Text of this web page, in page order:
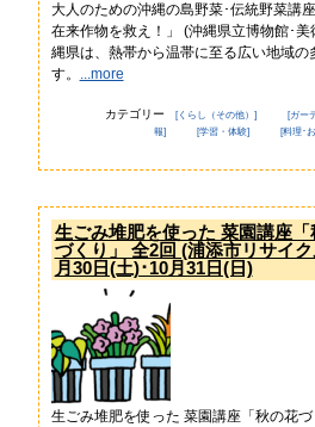
大人のための沖縄の島野菜･伝統野菜講
在来作物を救え！」 (沖縄県立博物館･
縄県は、熱帯から温帯に至る広い地域
す。
...more
カテゴリー [くらし（その他）] [ガー
報]
[学習・体験] [料理･
生ごみ堆肥を使った 菜園講座
づくり」 全2回 (浦添市リサイ
月30日(土)･10月31日(日)
生ごみ堆肥を使った 菜園講座「秋の花